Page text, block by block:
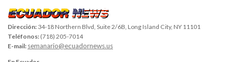
Dirección: 34-18 Northern Blvd, Suite 2/6B, Long Island City, NY 11101
Teléfonos: (718) 205-7014
E-mail: semanario@ecuadornews.us